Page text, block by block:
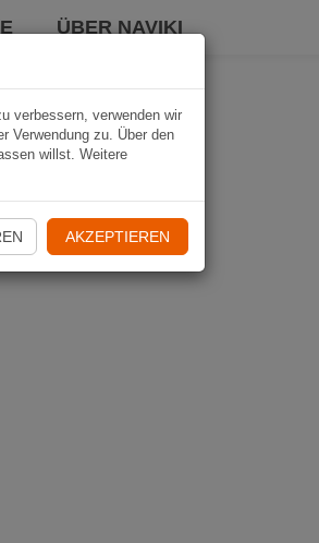
ÜBER NAVIKI
verbessern, verwenden wir
Verwendung zu. Über den
willst. Weitere
AKZEPTIEREN